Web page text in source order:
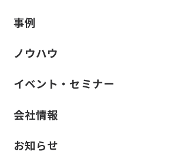
事例
ノウハウ
イベント・セミナー
会社情報
お知らせ